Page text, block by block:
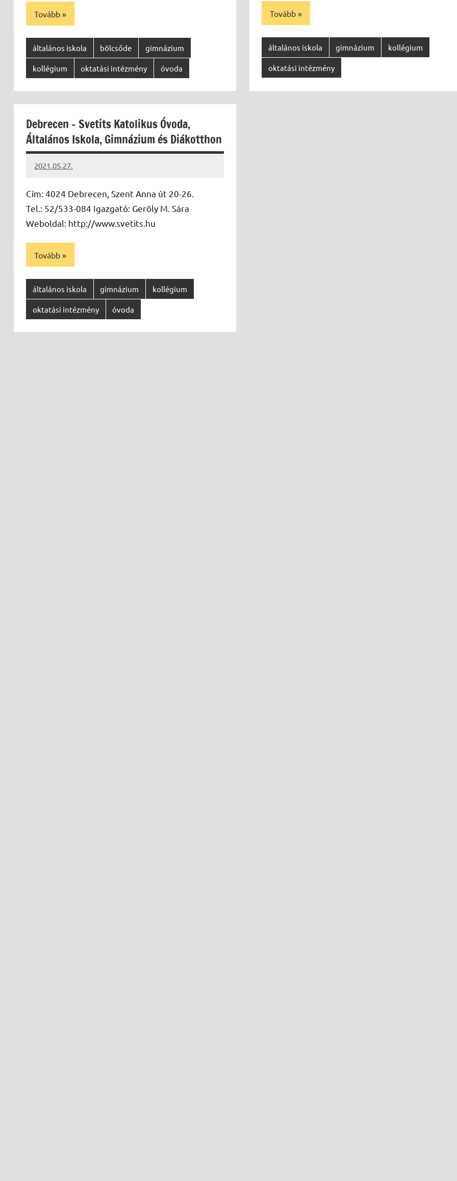
Tovább
általános iskola bölcsőde gimnázium
kollégium oktatási intézmény óvoda
Tovább
általános iskola gimnázium kollégium
oktatási intézmény
Debrecen – Svetits Katolikus Óvoda,
Általános Iskola, Gimnázium és Diákotthon
2021.05.27.
Papp
Cím: 4024 Debrecen, Szent Anna út 20-26.
Tel.: 52/533-084 Igazgató: Geröly M. Sára
Weboldal: http://www.svetits.hu
Tovább
általános iskola gimnázium kollégium
oktatási intézmény óvoda